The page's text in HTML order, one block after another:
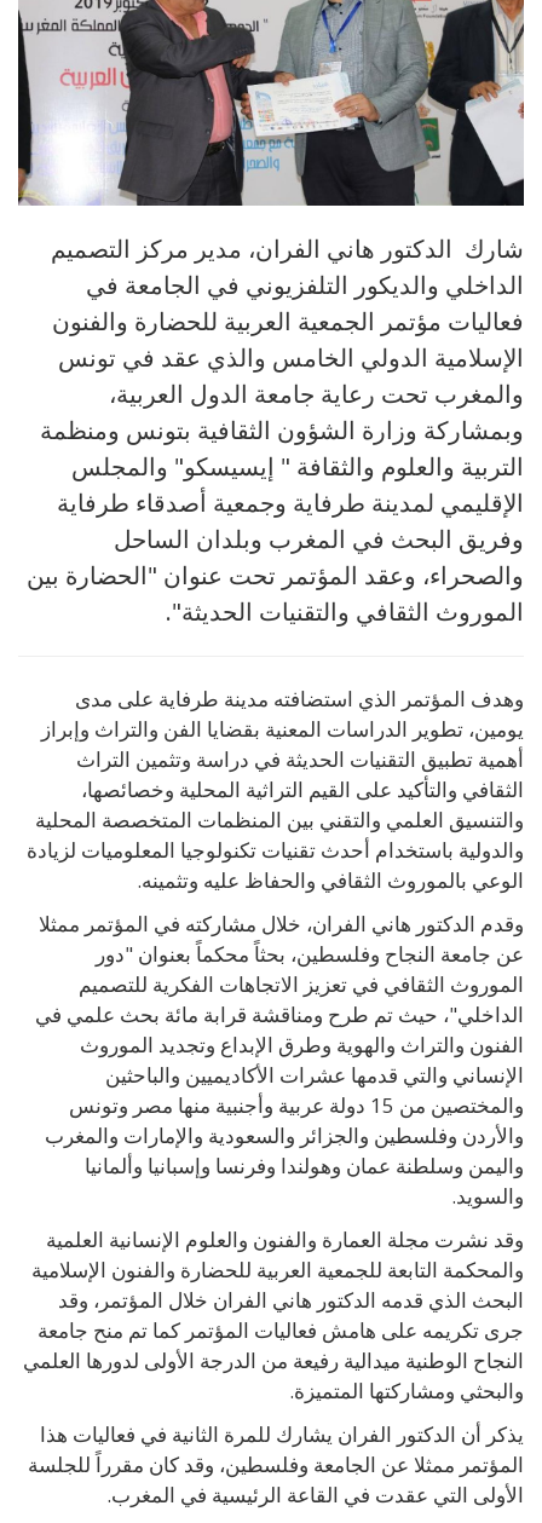
شارك الدكتور هاني الفران، مدير مركز التصميم
الداخلي والديكور التلفزيوني في الجامعة في
فعاليات مؤتمر الجمعية العربية للحضارة والفنون
الإسلامية الدولي الخامس والذي عقد في تونس
والمغرب تحت رعاية جامعة الدول العربية،
وبمشاركة وزارة الشؤون الثقافية بتونس ومنظمة
التربية والعلوم والثقافة " إيسيسكو" والمجلس
الإقليمي لمدينة طرفاية وجمعية أصدقاء طرفاية
وفريق البحث في المغرب وبلدان الساحل
والصحراء، وعقد المؤتمر تحت عنوان "الحضارة بين
الموروث الثقافي والتقنيات الحديثة".
وهدف المؤتمر الذي استضافته مدينة طرفاية على مدى
يومين، تطوير الدراسات المعنية بقضايا الفن والتراث وإبراز
أهمية تطبيق التقنيات الحديثة في دراسة وتثمين التراث
الثقافي والتأكيد على القيم التراثية المحلية وخصائصها،
والتنسيق العلمي والتقني بين المنظمات المتخصصة المحلية
والدولية باستخدام أحدث تقنيات تكنولوجيا المعلوميات لزيادة
الوعي بالموروث الثقافي والحفاظ عليه وتثمينه.
وقدم الدكتور هاني الفران، خلال مشاركته في المؤتمر ممثلا
عن جامعة النجاح وفلسطين، بحثاً محكماً بعنوان "دور
الموروث الثقافي في تعزيز الاتجاهات الفكرية للتصميم
الداخلي"، حيث تم طرح ومناقشة قرابة مائة بحث علمي في
الفنون والتراث والهوية وطرق الإبداع وتجديد الموروث
الإنساني والتي قدمها عشرات الأكاديميين والباحثين
والمختصين من 15 دولة عربية وأجنبية منها مصر وتونس
والأردن وفلسطين والجزائر والسعودية والإمارات والمغرب
واليمن وسلطنة عمان وهولندا وفرنسا وإسبانيا وألمانيا
والسويد.
وقد نشرت مجلة العمارة والفنون والعلوم الإنسانية العلمية
والمحكمة التابعة للجمعية العربية للحضارة والفنون الإسلامية
البحث الذي قدمه الدكتور هاني الفران خلال المؤتمر، وقد
جرى تكريمه على هامش فعاليات المؤتمر كما تم منح جامعة
النجاح الوطنية ميدالية رفيعة من الدرجة الأولى لدورها العلمي
والبحثي ومشاركتها المتميزة.
يذكر أن الدكتور الفران يشارك للمرة الثانية في فعاليات هذا
المؤتمر ممثلا عن الجامعة وفلسطين، وقد كان مقرراً للجلسة
الأولى التي عقدت في القاعة الرئيسية في المغرب.